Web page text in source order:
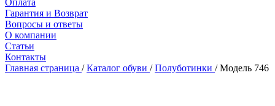
Оплата
Гарантия и Возврат
Вопросы и ответы
О компании
Статьи
Контакты
Главная страница / Каталог обуви / Полуботинки /Модель 746